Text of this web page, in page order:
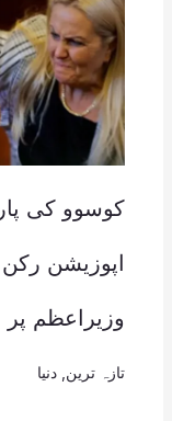
کوسوو کی
اپوزیشن
وزیراعظم پر
تازہ ترین دنیا